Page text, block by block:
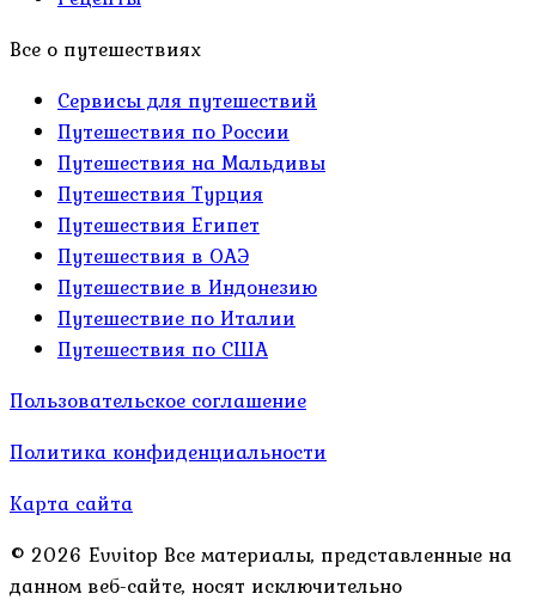
Все о путешествиях
Сервисы для путешествий
Путешествия по России
Путешествия на Мальдивы
Путешествия Турция
Путешествия Египет
Путешествия в ОАЭ
Путешествие в Индонезию
Путешествие по Италии
Путешествия по США
Пользовательское соглашение
Политика конфиденциальности
Карта сайта
© 2026 Evvitop Все материалы, представленные на
данном веб-сайте, носят исключительно